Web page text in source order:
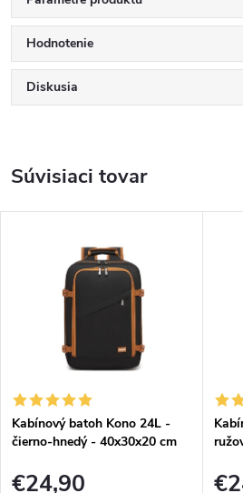
Hodnotenie
Diskusia
Súvisiaci tovar
Kabínový batoh Kono 24L -
čierno-hnedý - 40x30x20 cm
€24,90